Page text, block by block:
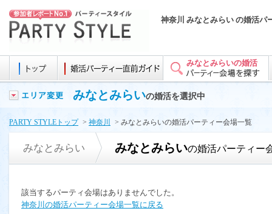
神奈川 みなとみらい の婚活パ
みなとみらいの婚活
みなとみらいの婚活を選択中
PARTY STYLEトップ > 神奈川 > みなとみらいの婚活パーティー会場一覧
みなとみらい みなとみらいの婚活パーティー
該当するパーティ会場はありませんでした。
神奈川の婚活パーティー会場一覧に戻る